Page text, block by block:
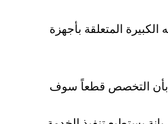
المتعلقة بأجهزة
بأن التخصص قطعاً سوف